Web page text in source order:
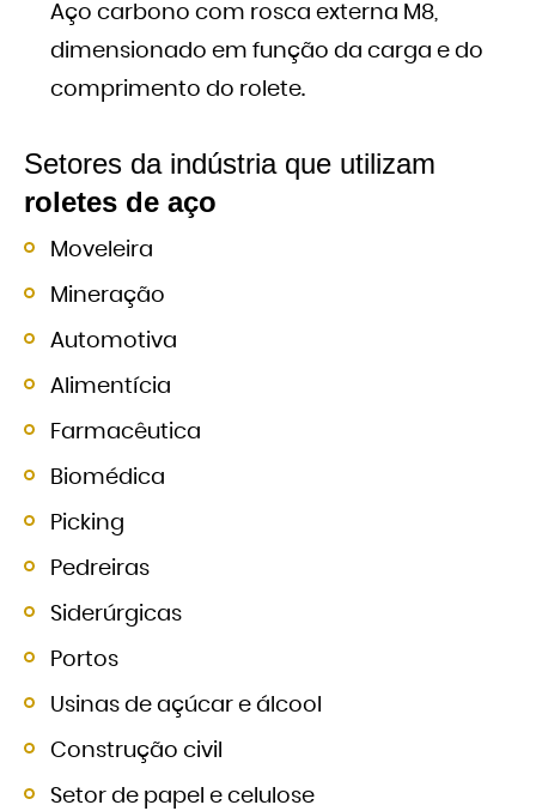
Aço carbono com rosca externa M8,
dimensionado em função da carga e do
comprimento do rolete.
Setores da indústria que utilizam
roletes de aço
Moveleira
Mineração
Automotiva
Alimentícia
Farmacêutica
Biomédica
Picking
Pedreiras
Siderúrgicas
Portos
Usinas de açúcar e álcool
Construção civil
Setor de papel e celulose